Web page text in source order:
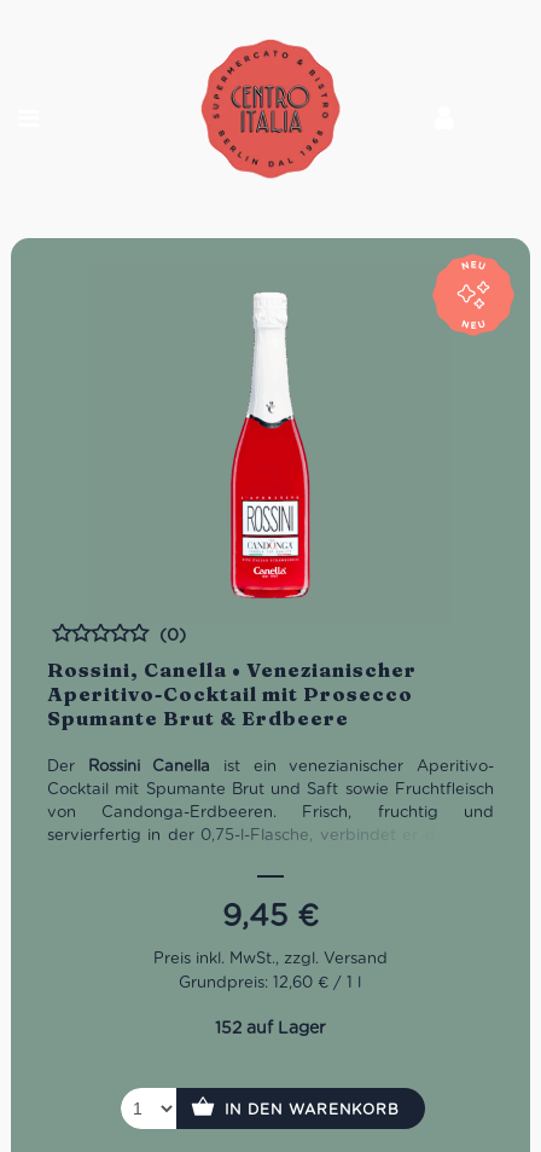
Rossini, Canella • Venezianischer
Aperitivo-Cocktail mit Prosecco
Spumante Brut & Erdbeere
Bewertet
(0)
Der Rossini Canella ist ein venezianischer Aperitivo-
Cocktail mit Spumante Brut und Saft sowie Fruchtfleisch
von Candonga-Erdbeeren. Frisch, fruchtig und
servierfertig in der 0,75-l-Flasche, verbindet er die feine
intensiven Duft reifer Erdbeeren. Gut gekühlt bei 3–5 °C
serviert, eignet er sich ideal für Aperitivo, Brunch,
sommerliche Antipasti und gesellige Momente. Wichtig:
Dieser Rossini ist nicht alkoholfrei, sondern enthält laut
9,45 €
Grundpreis: 12,60 € / 1 l
152 auf Lager
IN DEN WARENKORB